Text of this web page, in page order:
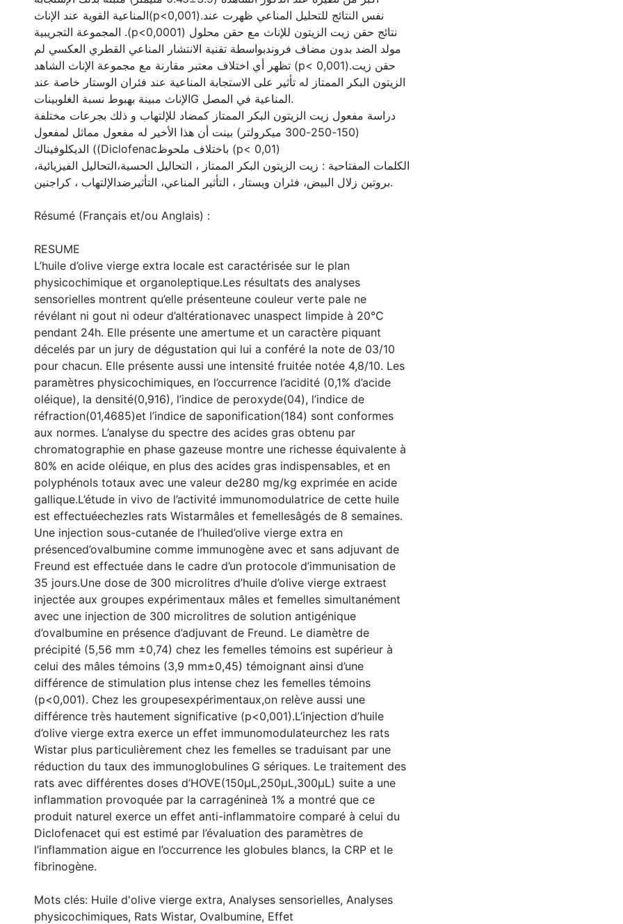
المناعية القوية عند الإناث(p<0,001).نفس النتائج للتحليل المناعي ظهرت عند
المجموعة التجريبية .(p<0,0001) نتائج حقن زيت الزيتون للإناث مع حقن محلول
مولد الضد بدون مضاف فروندبواسطة تقنية الانتشار المناعي القطري العكسي لم
تظهر أي اختلاف معتبر مقارنة مع مجموعة الإناث الشاهد (p< 0,001).حقن زيت
الزيتون البكر الممتاز له تأثير على الاستجابة المناعية عند فئران الوستار خاصة عند
الإناث مبينة بهبوط نسبة الغلوبيناتG المناعية في المصل.
دراسة مفعول زيت الزيتون البكر الممتاز كمضاد للإلتهاب و ذلك بجرعات مختلفة
(150-250-300 ميكرولتر) بينت أن هذا الأخير له مفعول مماثل لمفعول
الديكلوفيناك ((Diclofenacباختلاف ملحوظ (p< 0,01)
الكلمات المفتاحية : زيت الزيتون البكر الممتاز ، التحاليل الحسية،التحاليل الفيزيائية،
بروتين زلال البيض، فئران ويستار ، التأثير المناعي، التأثيرضدالإلتهاب ، كراجنين.
Résumé (Français et/ou Anglais) :
RESUME
L’huile d’olive vierge extra locale est caractérisée sur le plan
physicochimique et organoleptique.Les résultats des analyses
sensorielles montrent qu’elle présenteune couleur verte pale ne
révélant ni gout ni odeur d’altérationavec unaspect limpide à 20°C
pendant 24h. Elle présente une amertume et un caractère piquant
décelés par un jury de dégustation qui lui a conféré la note de 03/10
pour chacun. Elle présente aussi une intensité fruitée notée 4,8/10. Les
paramètres physicochimiques, en l’occurrence l’acidité (0,1% d’acide
oléique), la densité(0,916), l’indice de peroxyde(04), l’indice de
réfraction(01,4685)et l’indice de saponification(184) sont conformes
aux normes. L’analyse du spectre des acides gras obtenu par
chromatographie en phase gazeuse montre une richesse équivalente à
80% en acide oléique, en plus des acides gras indispensables, et en
polyphénols totaux avec une valeur de280 mg/kg exprimée en acide
gallique.L’étude in vivo de l’activité immunomodulatrice de cette huile
est effectuéechezles rats Wistarmâles et femellesâgés de 8 semaines.
Une injection sous-cutanée de l’huiled’olive vierge extra en
présenced’ovalbumine comme immunogène avec et sans adjuvant de
Freund est effectuée dans le cadre d’un protocole d’immunisation de
35 jours.Une dose de 300 microlitres d’huile d’olive vierge extraest
injectée aux groupes expérimentaux mâles et femelles simultanément
avec une injection de 300 microlitres de solution antigénique
d’ovalbumine en présence d’adjuvant de Freund. Le diamètre de
précipité (5,56 mm ±0,74) chez les femelles témoins est supérieur à
celui des mâles témoins (3,9 mm±0,45) témoignant ainsi d’une
différence de stimulation plus intense chez les femelles témoins
(p<0,001). Chez les groupesexpérimentaux,on relève aussi une
différence très hautement significative (p<0,001).L’injection d’huile
d’olive vierge extra exerce un effet immunomodulateurchez les rats
Wistar plus particulièrement chez les femelles se traduisant par une
réduction du taux des immunoglobulines G sériques. Le traitement des
rats avec différentes doses d’HOVE(150µL,250µL,300µL) suite a une
inflammation provoquée par la carragénineà 1% a montré que ce
produit naturel exerce un effet anti-inflammatoire comparé à celui du
Diclofenacet qui est estimé par l’évaluation des paramètres de
l’inflammation aigue en l’occurrence les globules blancs, la CRP et le
fibrinogène.
Mots clés: Huile d'olive vierge extra, Analyses sensorielles, Analyses
physicochimiques, Rats Wistar, Ovalbumine, Effet